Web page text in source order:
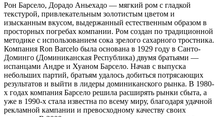
Рон Барсело, Дорадо Аньехадо — мягкий ром с гладкой
текстурой, привлекательным золотистым цветом и
изысканным вкусом, выдержанный естественным образом в
просторных погребах компании. Ром создан по традиционной
методике с использованием сока зрелого сахарного тростника.
Компания Ron Barcelo была основана в 1929 году в Санто-
Доминго (Доминиканская Республика) двумя братьями —
испанцами Андре и Хуаном Барсело. Начав с выпуска
небольших партий, братьям удалось добиться потрясающих
результатов и выйти в лидеры доминиканского рынка. В 1980-
х годах компания Барсело решила расширять рынки сбыта, а
уже в 1990-х стала известна по всему миру, благодаря удачной
рекламной кампании и превосходному качеству своих